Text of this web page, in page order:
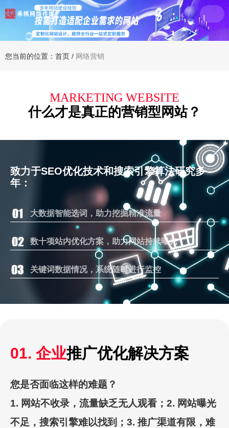
您当前的位置：首页 / 网络营销
MARKETING WEBSITE
什么才是真正的营销型网站？
致力于SEO优化技术和搜索引擎算法研究多
年：
大数据智能选词，助力挖掘精准流量
数十项站内优化方案，助力网站持续曝光
关键词数据情况，系统随时进行监控
01. 企业推广优化解决方案
您是否面临这样的难题？
1. 网站不收录，流量缺乏无人观看；2. 网站曝光
不足，搜索引擎难以找到；3. 推广渠道有限，难